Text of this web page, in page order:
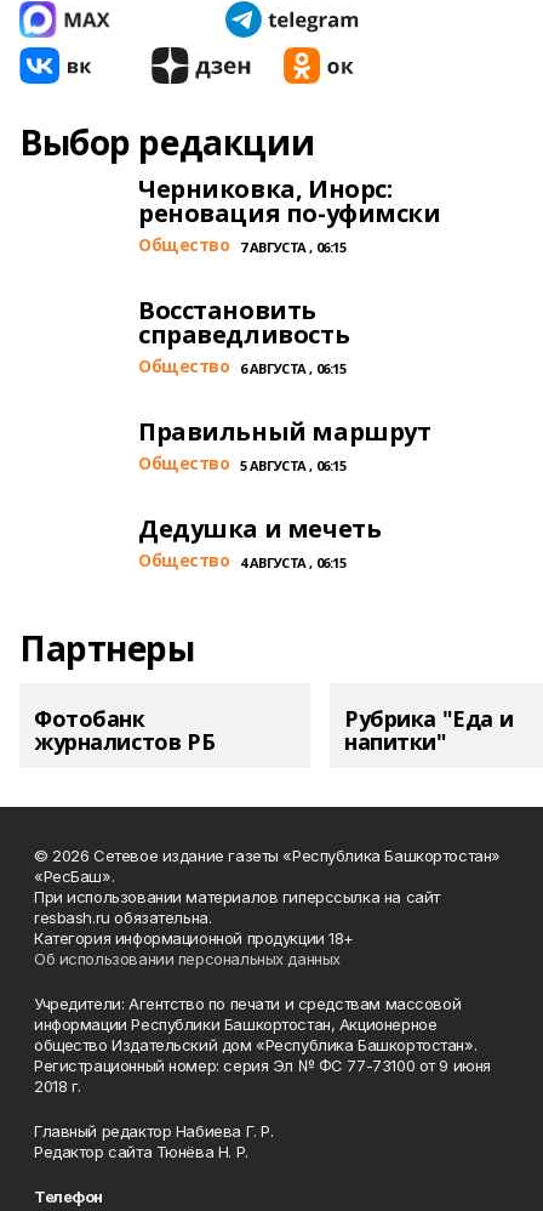
Выбор редакции
Черниковка, Инорс:
реновация по-уфимски
Общество 7 АВГУСТА , 06:15
Восстановить
справедливость
Общество 6 АВГУСТА , 06:15
Правильный маршрут
Общество 5 АВГУСТА , 06:15
Дедушка и мечеть
Общество 4 АВГУСТА , 06:15
Партнеры
Фотобанк
журналистов РБ
Рубрика "Еда и
напитки"
© 2026 Сетевое издание газеты «Республика Башкортостан»
«РесБаш».
При использовании материалов гиперссылка на сайт
resbash.ru обязательна.
Категория информационной продукции 18+
Об использовании персональных данных
Учредители: Агентство по печати и средствам массовой
информации Республики Башкортостан, Акционерное
общество Издательский дом «Республика Башкортостан».
Регистрационный номер: серия Эл № ФС 77-73100 от 9 июня
2018 г.
Главный редактор Набиева Г. Р.
Редактор сайта Тюнёва Н. Р.
Телефон